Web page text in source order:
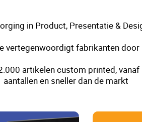
in Product, Presentatie &
vertegenwoordigt fabrikanten door
artikelen custom printed, vanaf
aantallen en sneller dan de markt